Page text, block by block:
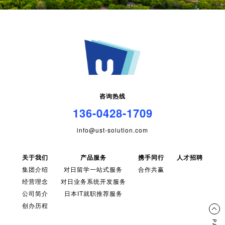
咨询热线
136-0428-1709
info@ust-solution.com
关于我们
集团介绍
经营理念
公司简介
创办历程
产品服务
对日留学一站式服务
对日业务系统开发服务
日本IT就职推荐服务
携手同行
合作共赢
人才招聘